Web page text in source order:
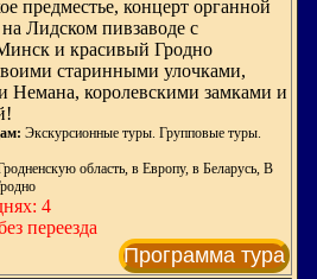
предместье, концерт органной
Лидском пивзаводе с
и красивый Гродно
старинными улочками,
Немана, королевскими замками и
Экскурсионные туры. Групповые туры.
область, в Европу, в Беларусь, В
4
переезда
Программа тура